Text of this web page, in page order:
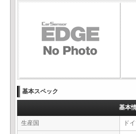
基本スペック
基本
生産国 ド